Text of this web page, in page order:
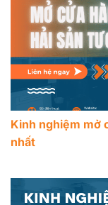
Kinh nghiệm mở
nhất